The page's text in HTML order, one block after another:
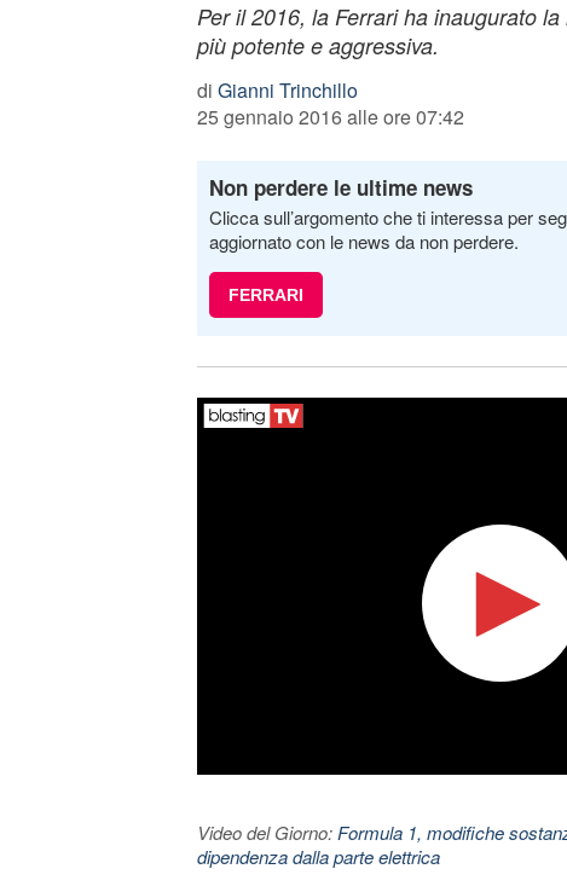
Per il 2016, la Ferrari ha inaugurato
più potente e aggressiva.
di Gianni Trinchillo
25 gennaio 2016 alle ore 07:42
Non perdere le ultime news
Clicca sull’argomento che ti interessa per
aggiornato con le news da non perdere.
FERRARI
Video del Giorno: Formula 1, modifiche
dipendenza dalla parte elettrica